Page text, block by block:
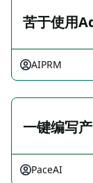
苦于使用
AIPRM
一键编写
PaceAI